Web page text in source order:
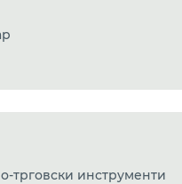
трговски инструменти